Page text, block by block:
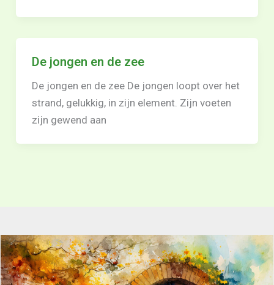
De jongen en de zee
De jongen en de zee De jongen loopt over het
strand, gelukkig, in zijn element. Zijn voeten
zijn gewend aan